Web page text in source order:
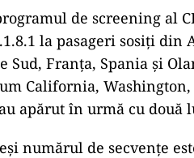
de screening al
la pasageri sosiți din
Sud, Franța, Spania și
California,
apărut în urmă cu două
numărul de secvențe